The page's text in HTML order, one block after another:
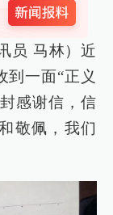
员 马林）近
到一面“正义
感谢信，信
敬佩，我们